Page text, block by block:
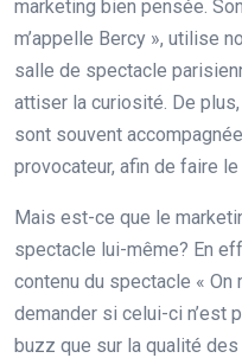
marketing bien pensée.
m’appelle Bercy », utilise
salle de spectacle
attiser la curiosité. De
sont souvent
provocateur, afin de faire
Mais est-ce que le
spectacle lui-même? En
contenu du spectacle « On
demander si celui-ci n’est
buzz que sur la qualité des